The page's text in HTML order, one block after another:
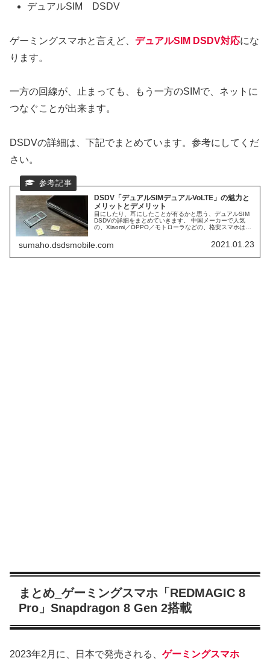
デュアルSIM DSDV
ゲーミングスマホと言えど、 デュアルSIM DSDV対応にな
ります。
一方の回線が、止まっても、もう一方のSIMで、ネットに
つなぐことが出来ます。
DSDVの詳細は、下記でまとめています。参考にしてくだ
さい。
DSDV「デュアルSIMデュアルVoLTE」の魅力と
メリットとデメリット
目にしたり、耳にしたことが有るかと思う、デュアルSIM
DSDVの詳細をまとめていきます。 中国メーカーで人気
の、Xiaomi／OPPO／モトローラなどの、格安スマホは、
ド、AQUOS／Xperiaなども、DSDVに対応スマホが多くな
っています。 そして、日本シェアNo1の、iPhoneも、デュ
sumaho.dsdsmobile.com 2021.01.23
まとめ_ゲーミングスマホ「REDMAGIC 8
Pro」Snapdragon 8 Gen 2搭載
2023年2月に、日本で発売される、 ゲーミングスマホ